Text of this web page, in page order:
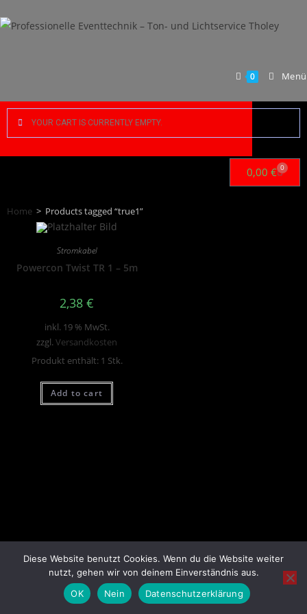
0 Menü
YOUR CART IS CURRENTLY EMPTY.
0,00 € 0
Home > Products tagged “true1”
Stromkabel
Powercon Twist TR 1 – 5m
2,38 €
inkl. 19 % MwSt.
zzgl.Versandkosten
Produkt enthält: 1 Stk.
Add to cart
Diese Website benutzt Cookies. Wenn du die Website weiter
nutzt, gehen wir von deinem Einverständnis aus.
OK
Nein Datenschutzerklärung